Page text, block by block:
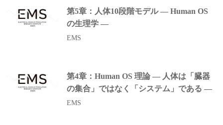
第5章：人体10段階モデル ― Human OS
の生理学 ―
EMS
第4章：Human OS 理論 ― 人体は「臓器
の集合」ではなく「システム」である ―
EMS